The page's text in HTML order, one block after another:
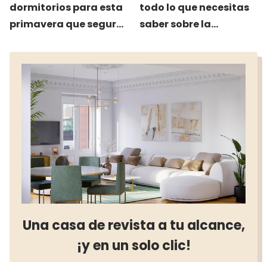
dormitorios para esta
primavera que seguro
todo lo que necesitas
saber sobre la
disfrutarla en el diseño
de tu hogar
Una casa de revista a tu alcance,
¡y en un solo clic!